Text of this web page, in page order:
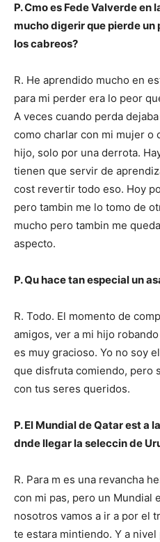
P. Cmo es Fede Valverde en
mucho digerir que pierde un
los cabreos?
R. He aprendido mucho en
para mi perder era lo peor
A veces cuando perda
como charlar con mi mujer o
hijo, solo por una derrota.
tienen que servir de
cost revertir todo eso. Hoy
pero tambin me lo tomo de
mucho pero tambin me
aspecto.
P. Qu hace tan especial un
R. Todo. El momento de
amigos, ver a mi hijo
es muy gracioso. Yo no soy
que disfruta comiendo, pero
con tus seres queridos.
P. El Mundial de Qatar est a
dnde llegar la seleccin de
R. Para m es una revancha
con mi pas, pero un Mundial
nosotros vamos a ir a por el
te estara mintiendo. Y a